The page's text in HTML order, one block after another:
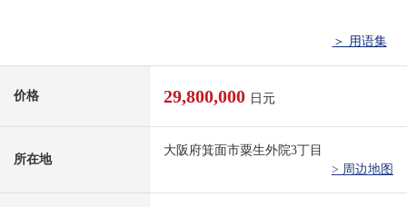
＞ 用语集
价格 29,800,000 日元
所在地
大阪府箕面市粟生外院3丁目
> 周边地图